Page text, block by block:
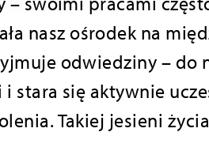
nasz ośrodek na
odwiedziny – do
stara się aktywnie
Takiej jesieni